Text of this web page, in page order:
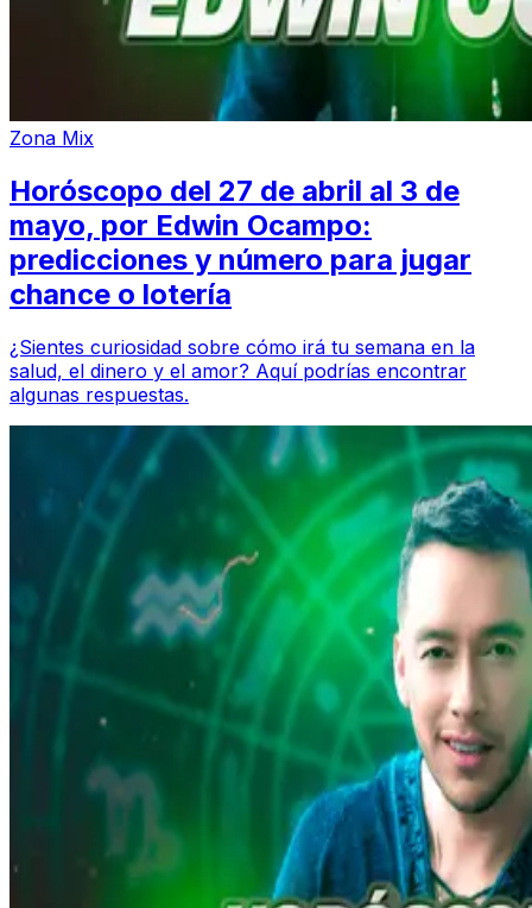
Zona Mix
Horóscopo del 27 de abril al 3 de
mayo, por Edwin Ocampo:
predicciones y número para jugar
chance o lotería
¿Sientes curiosidad sobre cómo irá tu semana en la
salud, el dinero y el amor? Aquí podrías encontrar
algunas respuestas.